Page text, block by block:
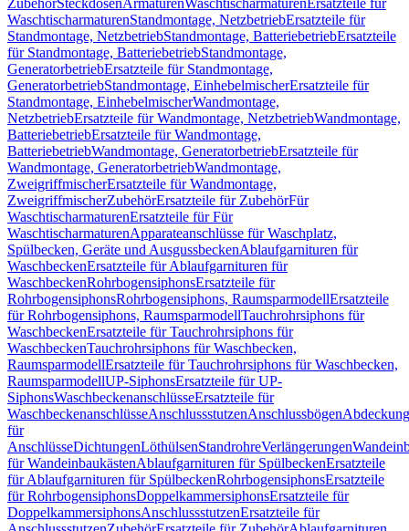
ZubehörSteckdosenArmaturenWaschtischarmaturen Ersatzteile für
WaschtischarmaturenStandmontage, NetzbetriebErsatzteile für
Standmontage, NetzbetriebStandmontage, BatteriebetriebErsatzteile
für Standmontage, BatteriebetriebStandmontage,
GeneratorbetriebErsatzteile für Standmontage,
GeneratorbetriebStandmontage, EinhebelmischerErsatzteile für
Standmontage, EinhebelmischerWandmontage,
NetzbetriebErsatzteile für Wandmontage, NetzbetriebWandmontage,
BatteriebetriebErsatzteile für Wandmontage,
BatteriebetriebWandmontage, GeneratorbetriebErsatzteile für
Wandmontage, GeneratorbetriebWandmontage,
ZweigriffmischerErsatzteile für Wandmontage,
ZweigriffmischerZubehörErsatzteile für ZubehörFür
WaschtischarmaturenErsatzteile für Für
WaschtischarmaturenApparateanschlüsse für Waschplatz,
Spülbecken, Geräte und AusgussbeckenAblaufgarnituren für
WaschbeckenErsatzteile für Ablaufgarnituren für
WaschbeckenRohrbogensiphonsErsatzteile für
RohrbogensiphonsRohrbogensiphons, RaumsparmodellErsatzteile
für Rohrbogensiphons, RaumsparmodellTauchrohrsiphons für
WaschbeckenErsatzteile für Tauchrohrsiphons für
WaschbeckenTauchrohrsiphons für Waschbecken,
RaumsparmodellErsatzteile für Tauchrohrsiphons für Waschbecken,
RaumsparmodellUP-SiphonsErsatzteile für UP-
SiphonsWaschbeckenanschlüsseErsatzteile für
WaschbeckenanschlüsseAnschlussstutzenAnschlussbögen
für
AnschlüsseDichtungenLöthülsenStandrohreVerlängerungen
für WandeinbaukästenAblaufgarnituren für SpülbeckenErsatzteile
für Ablaufgarnituren für SpülbeckenRohrbogensiphonsErsatzteile
für RohrbogensiphonsDoppelkammersiphonsErsatzteile für
DoppelkammersiphonsAnschlussstutzenErsatzteile für